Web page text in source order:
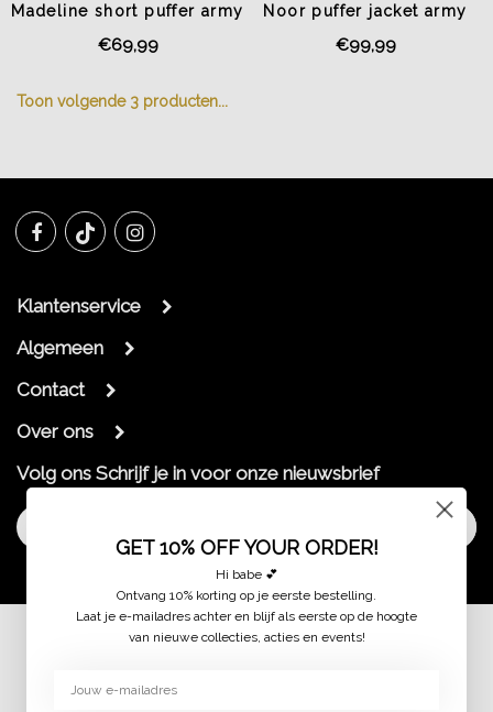
Madeline short puffer army
€69,99
Noor puffer jacket army
€99,99
Toon volgende 3 producten...
Klantenservice
Algemeen
Contact
Over ons
Volg ons Schrijf je in voor onze nieuwsbrief
GET 10% OFF YOUR ORDER!
Hi babe 💕
Ontvang 10% korting op je eerste bestelling.
Laat je e-mailadres achter en blijf als eerste op de hoogte
van nieuwe collecties, acties en events!